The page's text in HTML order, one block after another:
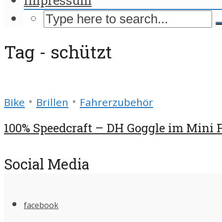
Tag - schützt
Bike • Brillen • Fahrerzubehör
100% Speedcraft – DH Goggle im Mini
Social Media
facebook